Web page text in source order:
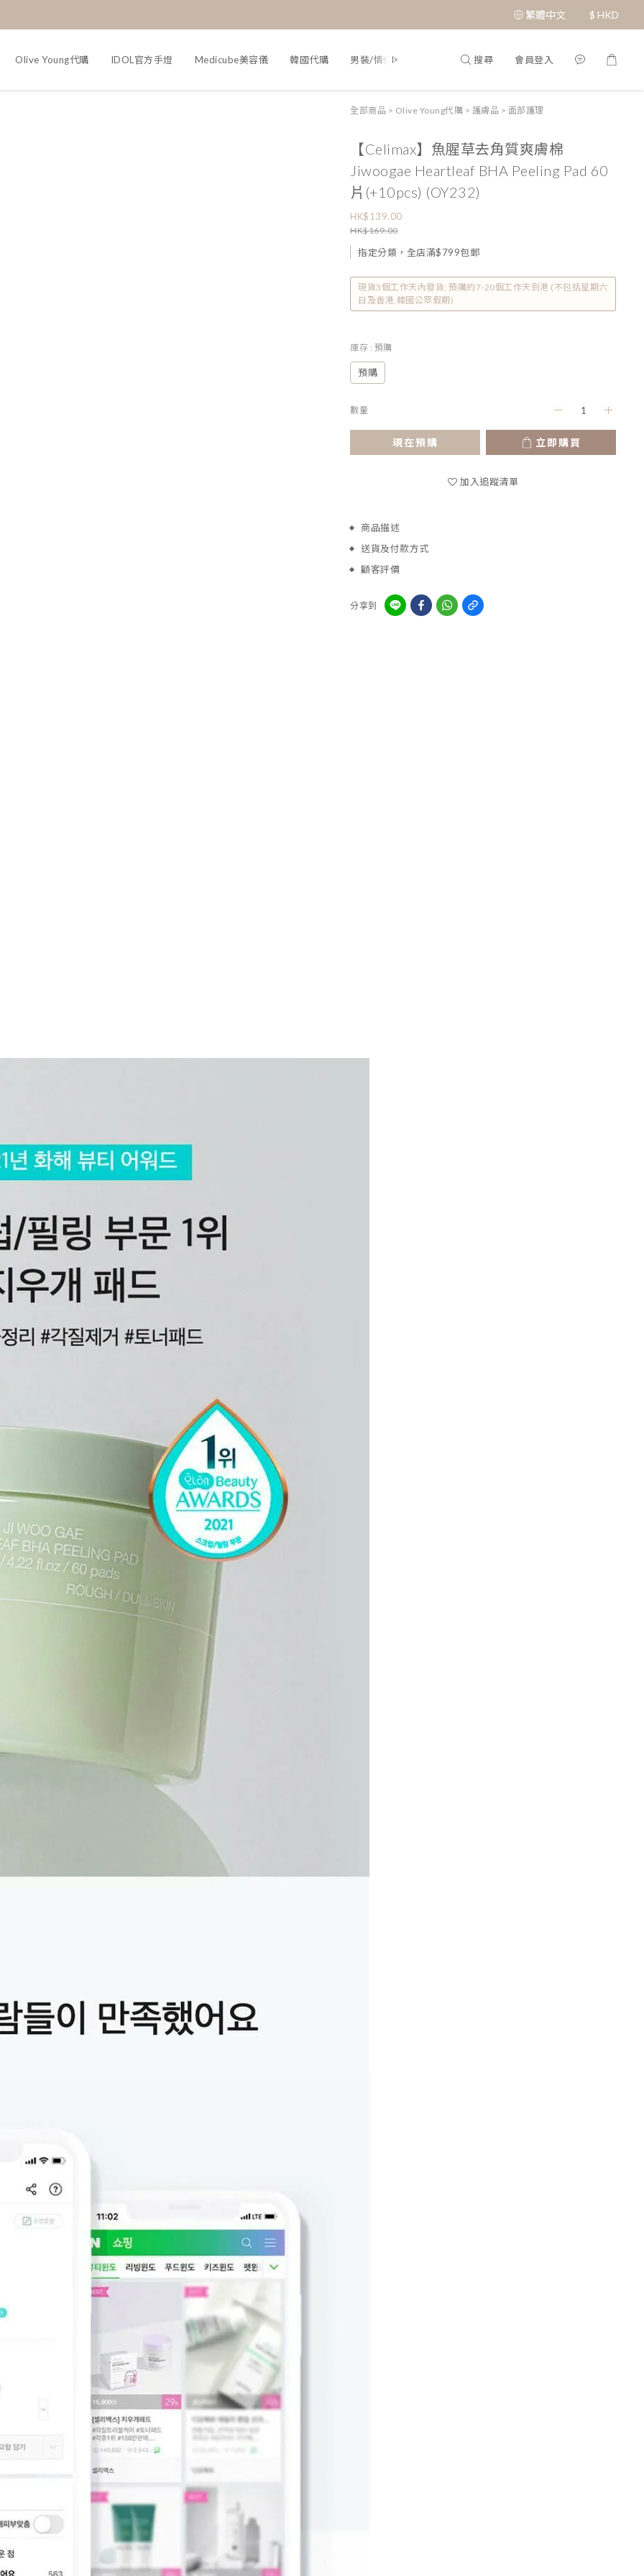
繁體中文 $ HKD
Olive Young代購 IDOL官方手燈 Medicube美容儀 韓國代購 男裝/情侶裝 搜尋 會員登入
全部商品 > Olive Young代購 > 護膚品 > 面部護理
【Celimax】魚腥草去角質爽膚棉
Jiwoogae Heartleaf BHA Peeling Pad 60
片(+10pcs) (OY232)
HK$139.00
HK$169.00
指定分類，全店滿$799包郵
現貨3個工作天內發貨; 預購約7-20個工作天到港 (不包括星期六
日及香港,韓國公眾假期)
庫存 : 預購
預購
數量
現在預購 立即購買
加入追蹤清單
商品描述
送貨及付款方式
顧客評價
分享到